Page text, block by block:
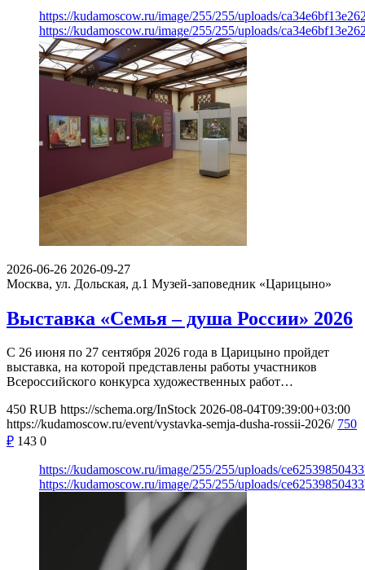
https://kudamoscow.ru/image/255/255/uploads/
https://kudamoscow.ru/image/255/255/uploads/
2026-06-26 2026-09-27
Москва, ул. Дольская, д.1 Музей-заповедник «Царицыно»
Выставка «Семья – душа России» 2026
С 26 июня по 27 сентября 2026 года в Царицыно пройдет
выставка, на которой представлены работы участников
Всероссийского конкурса художественных работ…
450 RUB https://schema.org/InStock 2026-08-04T09:39:00+03:00
https://kudamoscow.ru/event/vystavka-semja-dusha-rossii-2026/ 750
₽ 143 0
https://kudamoscow.ru/image/255/255/uploads/
https://kudamoscow.ru/image/255/255/uploads/